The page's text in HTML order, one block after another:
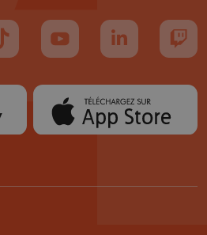
sur Instagram
nous sur TikTok
Suivez-nous sur YouTube
Suivez-nous